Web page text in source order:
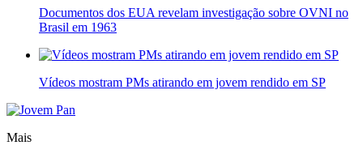
Documentos dos EUA revelam investigação sobre OVNI no
Brasil em 1963
Vídeos mostram PMs atirando em jovem rendido em SP
Mais